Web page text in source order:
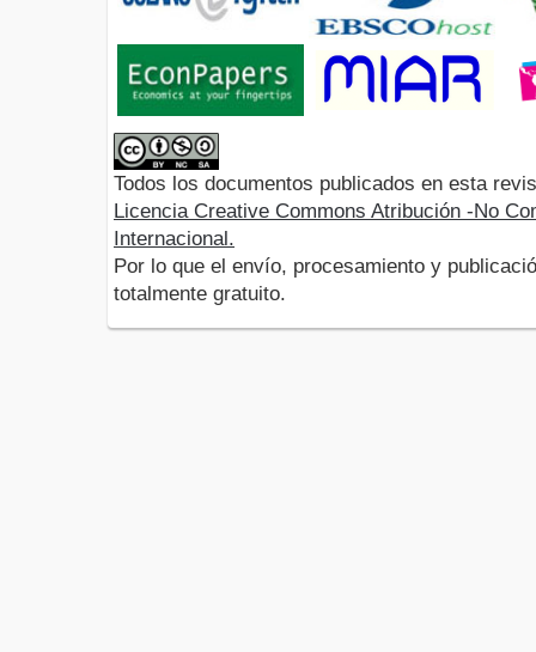
Todos los documentos publicados en esta
Licencia Creative Commons Atribución -No
Internacional.
Por lo que el envío, procesamiento y
totalmente gratuito.